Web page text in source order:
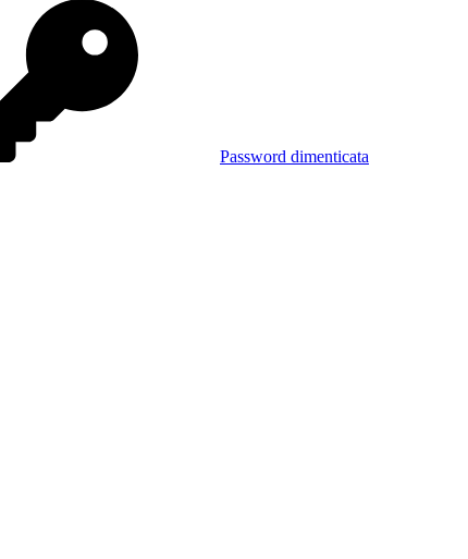
Password dimenticata